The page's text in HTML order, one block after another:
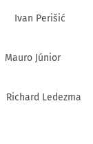
Ivan Perišić
Mauro Júnior
Richard Ledezma